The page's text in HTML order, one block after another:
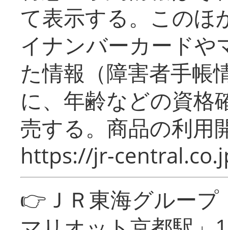
て表示する。このほ
イナンバーカードや
た情報（障害者手帳
に、年齢などの資格
売する。商品の利用
https://jr-
👉ＪＲ東海グルー